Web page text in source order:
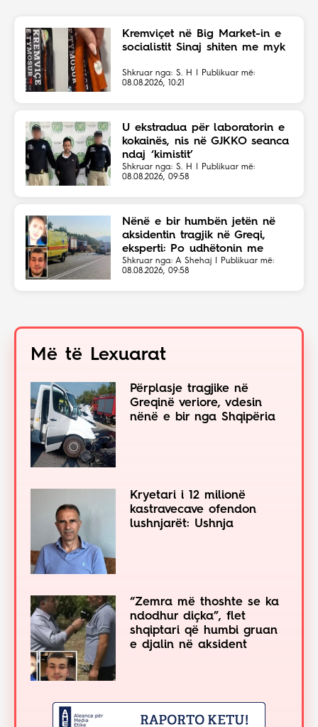
Kremviçet në Big Market-in e
socialistit Sinaj shiten me myk
Shkruar nga: S. H | Publikuar më:
08.08.2026, 10:21
U ekstradua për laboratorin e
kokainës, nis në GJKKO seanca
ndaj ‘kimistit’
Shkruar nga: S. H | Publikuar më:
08.08.2026, 09:58
Nënë e bir humbën jetën në
aksidentin tragjik në Greqi,
eksperti: Po udhëtonin me
shpejtësi të lartë
Shkruar nga: A Shehaj | Publikuar më:
08.08.2026, 09:58
Më të Lexuarat
Përplasje tragjike në
Greqinë veriore, vdesin
nënë e bir nga Shqipëria
Kryetari i 12 milionë
kastravecave ofendon
lushnjarët: Ushnja
“Zemra më thoshte se ka
ndodhur diçka”, flet
shqiptari që humbi gruan
e djalin në aksident